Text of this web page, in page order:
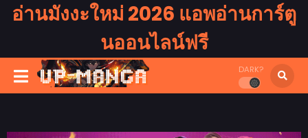
อ่านมังงะใหม่ 2026 แอพอ่านการ์ตู
นออนไลน์ฟรี
DARK?